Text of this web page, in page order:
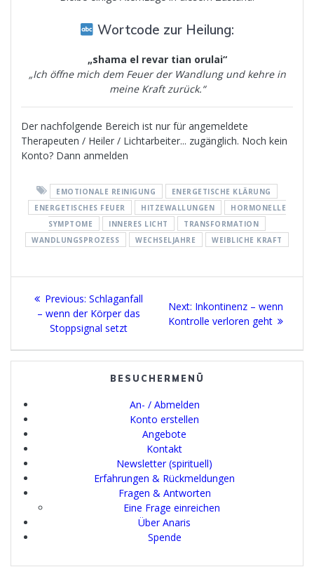
Wortcode zur Heilung:
„shama el revar tian orulai“
„Ich öffne mich dem Feuer der Wandlung und kehre in
meine Kraft zurück.“
Der nachfolgende Bereich ist nur für angemeldete
Therapeuten / Heiler / Lichtarbeiter... zugänglich. Noch kein
Konto? Dann anmelden
EMOTIONALE REINIGUNG
ENERGETISCHE KLÄRUNG
ENERGETISCHES FEUER
HITZEWALLUNGEN
HORMONELLE
SYMPTOME
INNERES LICHT
TRANSFORMATION
WANDLUNGSPROZESS
WECHSELJAHRE WEIBLICHE KRAFT
Beitragsnavigation
Previous: Previous
post:
Schlaganfall
– wenn der Körper das
Stoppsignal setzt
Next: Next
post:
Inkontinenz – wenn
Kontrolle verloren geht
BESUCHERMENÜ
An- / Abmelden
Konto erstellen
Angebote
Kontakt
Newsletter (spirituell)
Erfahrungen & Rückmeldungen
Fragen & Antworten
Eine Frage einreichen
Über Anaris
Spende